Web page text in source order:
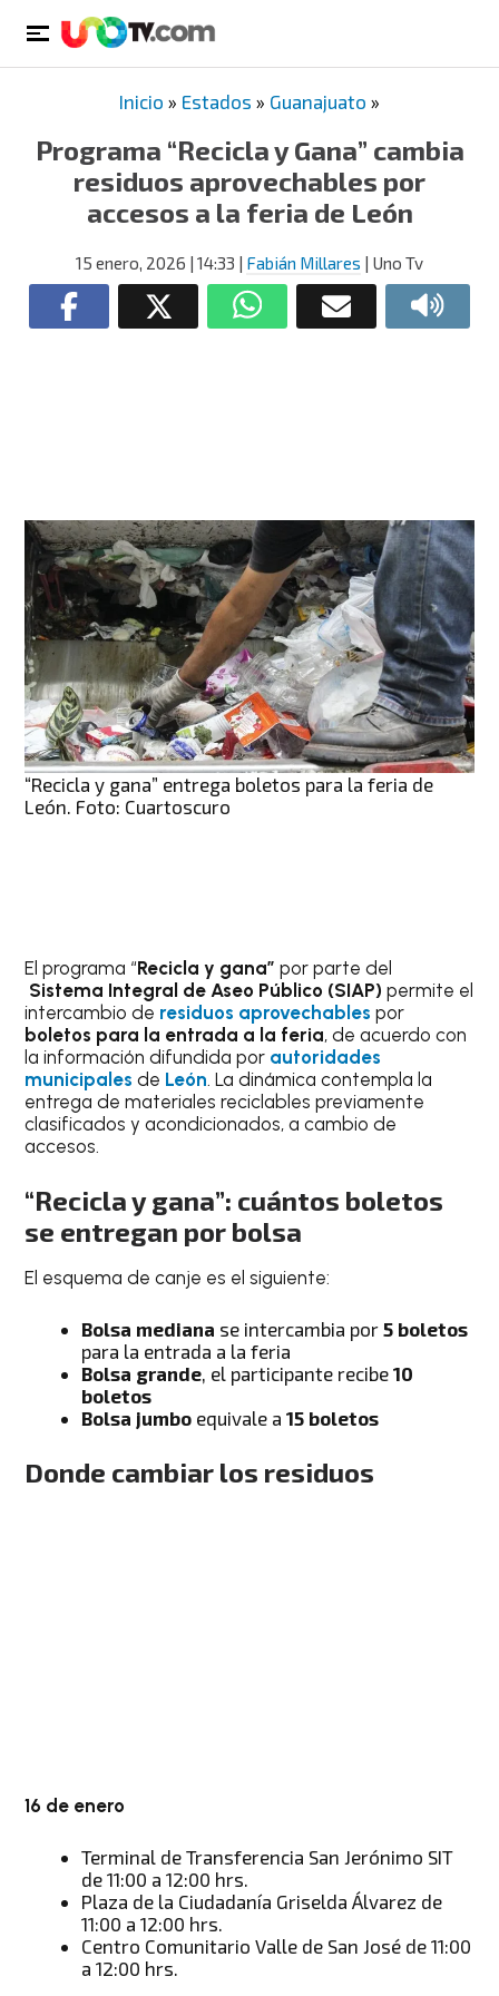
Inicio » Estados » Guanajuato »
Programa “Recicla y Gana” cambia
residuos aprovechables por
accesos a la feria de León
15 enero, 2026 | 14:33 | Fabián Millares | Uno Tv
“Recicla y gana” entrega boletos para la feria de
León. Foto: Cuartoscuro
El programa “Recicla y gana” por parte del
Sistema Integral de Aseo Público (SIAP)permite el
intercambio de residuos aprovechables por
boletos para la entrada a la feria, de acuerdo con
la información difundida por autoridades
municipales de León. La dinámica contempla la
entrega de materiales reciclables previamente
clasificados y acondicionados, a cambio de
accesos.
“Recicla y gana”: cuántos boletos
se entregan por bolsa
El esquema de canje es el siguiente:
Bolsa mediana se intercambia por 5 boletos
para la entrada a la feria
Bolsa grande , el participante recibe10
boletos
Bolsa jumbo equivale a15 boletos
Donde cambiar los residuos
16 de enero
Terminal de Transferencia San Jerónimo SIT
de 11:00 a 12:00 hrs.
Plaza de la Ciudadanía Griselda Álvarez de
11:00 a 12:00 hrs.
Centro Comunitario Valle de San José de 11:00
a 12:00 hrs.